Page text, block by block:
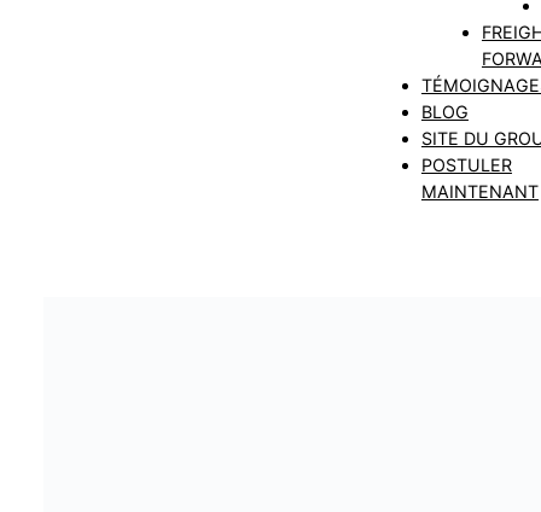
BLOG
SITE DU
POSTULER
MAINTENANT